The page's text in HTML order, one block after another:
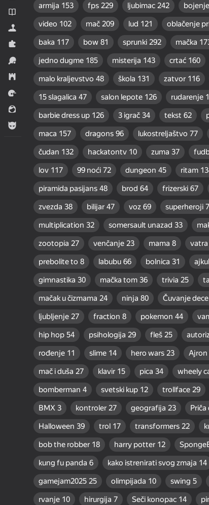
Romani
Simulatori
Slagalice
Sportovi
Strategija
Trke
Za devojčicu
Za dečake
armija 153 fps 229 ljubimac 242 bojenje
video 102 mač 209 lud 121 oblačenje
baka 117 bow 81 sprunki 292 mačka
jedno dugme 185 misterija 143 crtać 160
malo kraljevstvo 48 škola 131 zatvor 116
15 slagalica 47 salon lepote 126 rudarenje
barbie dress up 126 3 igrač 34 tekst 62
maca 157 dragons 96 lukostreljaštvo 77
čudan 132 hackatontv 10 zuma 37
lov 117 99 noći 72 dungeon 45 ritam
piramida pasijans 48 brod 64 frizerski 67
zvezda 38 bilijar 47 voz 69 superheroji
multiplication 32 somersault unazad 33
zootopia 27 venčanje 23 mama 8 vatra
prebolite to 8 labubu 66 bolnica 31
gimnastika 30 mačka tom 36 trivia 25
mačak u čizmama 24 ninja 80 Čuvanje dece
ljubljenje 27 fraction 8 pokemon 44
hip hop 54 psihologija 29 fleš 25
rođenje 11 slime 14 hero wars 23 Ajron
mač i duša 27 klavir 15 pica 34 wheely
bomberman 4 svetski kup 12 trollface 29
BMX 3 kontroler 27 geografija 23 Priča
Halloween 39 trol 17 transformers 22
bob the robber 18 harry potter 12
kung fu panda 6 kako istrenirati svog zmaja 14
gamejam2025 25 olimpijada 10 swing 5
rvanje 10 hirurgija 7 Seči konopac 14